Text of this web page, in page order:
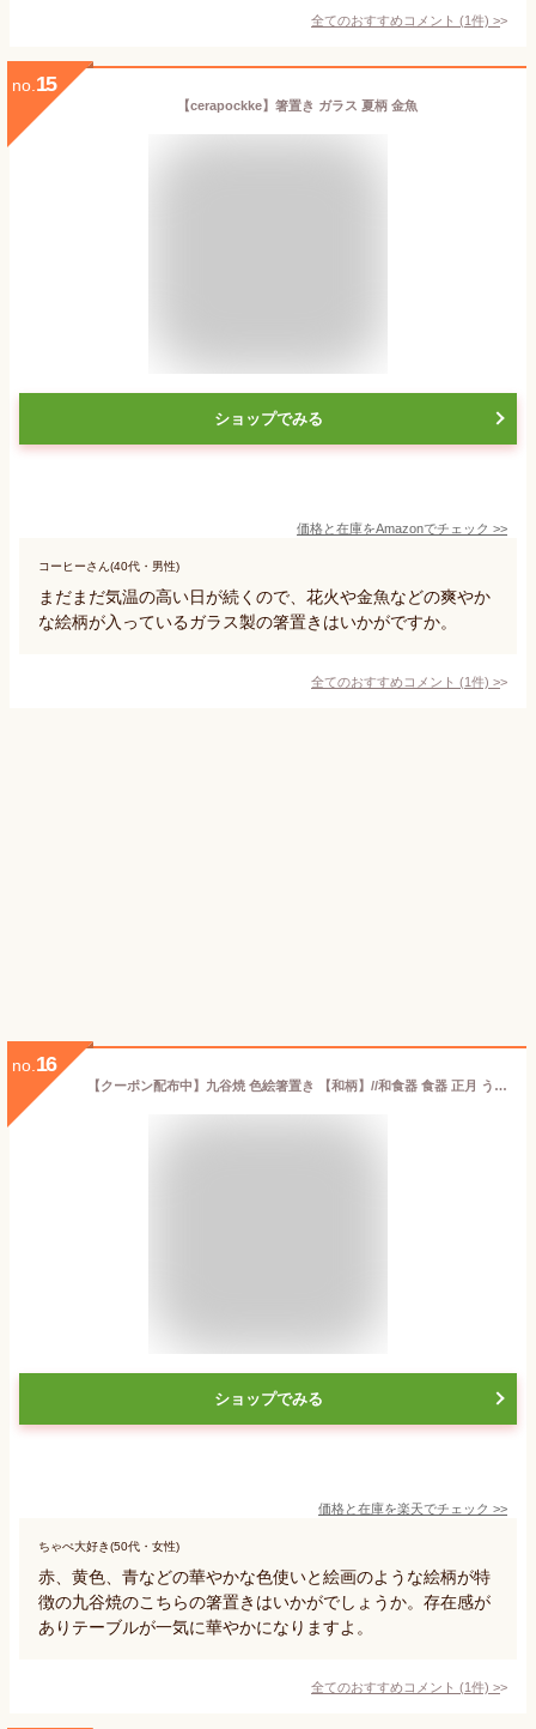
全てのおすすめコメント (1件) >
no. 15
【cerapockke】箸置き ガラス 夏柄 金魚
ショップでみる
価格と在庫をAmazonでチェック >>
コーヒーさん(40代・男性)
まだまだ気温の高い日が続くので、花火や金魚などの爽やか
な絵柄が入っているガラス製の箸置きはいかがですか。
全てのおすすめコメント (1件) >
no. 16
【クーポン配布中】九谷焼 色絵箸置き 【和柄】//和食器 食器 正月 うさぎ 蝶 風神 雷神 手鞠 唐子 カトラリーレスト 猫 伝統芸能 富士山 金沢 青郊窯 かわいい 御洒落 おしゃれ 可愛い 陶器 磁器 陶磁器 結婚祝い お祝い 内祝い ギフト モダン 色絵はしおきコレクション
ショップでみる
価格と在庫を楽天でチェック >>
ちゃぺ大好き(50代・女性)
赤、黄色、青などの華やかな色使いと絵画のような絵柄が特
徴の九谷焼のこちらの箸置きはいかがでしょうか。存在感が
ありテーブルが一気に華やかになりますよ。
全てのおすすめコメント (1件) >